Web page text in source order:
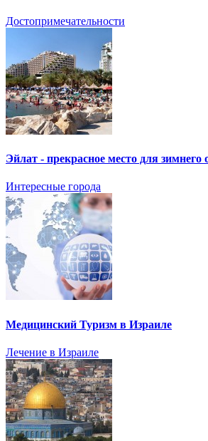
Достопримечательности
Эйлат - прекрасное место для
Интересные города
Медицинский Туризм в Израиле
Лечение в Израиле